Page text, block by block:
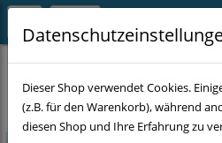
MENGENRABATTE
Dieser Shop verwendet Cookies.
(z.B. für den Warenkorb), während
diesen Shop und Ihre Erfahrung zu